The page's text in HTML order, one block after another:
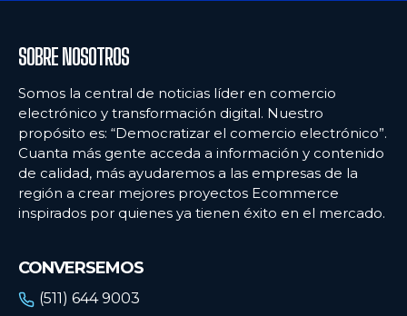
SOBRE NOSOTROS
Somos la central de noticias líder en comercio
electrónico y transformación digital. Nuestro
propósito es: “Democratizar el comercio electrónico”.
Cuanta más gente acceda a información y contenido
de calidad, más ayudaremos a las empresas de la
región a crear mejores proyectos Ecommerce
inspirados por quienes ya tienen éxito en el mercado.
CONVERSEMOS
(511) 644 9003